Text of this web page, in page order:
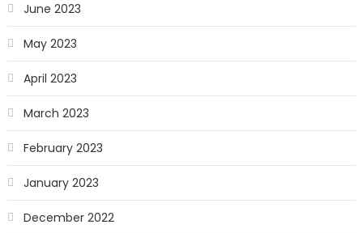
June 2023
May 2023
April 2023
March 2023
February 2023
January 2023
December 2022